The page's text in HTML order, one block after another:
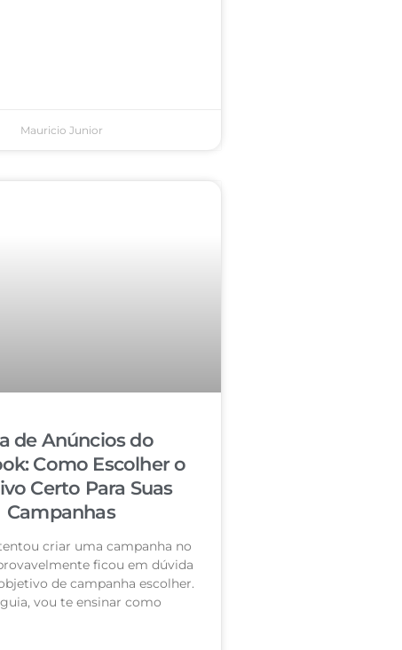
Mauricio Junior
de Anúncios do
Como Escolher o
Certo Para Suas
Campanhas
criar uma campanha no
ficou em dúvida
de campanha escolher.
vou te ensinar como